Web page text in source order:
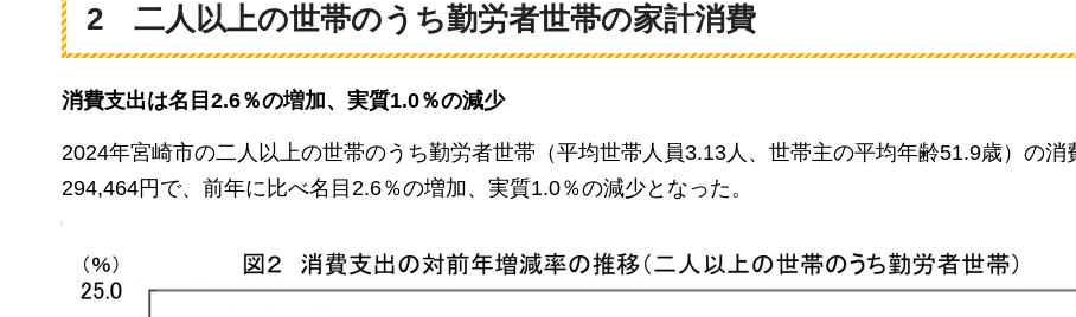
2 二人以上の世帯のうち勤労者世帯の家計消費
消費支出は名目 2.6％の増加、実質1.0％の減少
2024年宮崎市の二人以上の世帯のうち勤労者世帯（平均世帯人員3.13人、世帯主の平均年齢51.9歳）の消
294,464円で、前年に比べ名目2.6％の増加、実質1.0％の減少となった。